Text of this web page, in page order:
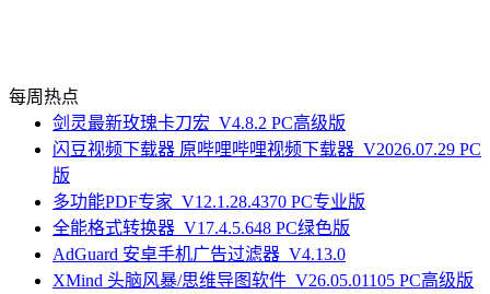
每周热点
剑灵最新玫瑰卡刀宏_V4.8.2 PC高级版
闪豆视频下载器 原哔哩哔哩视频下载器_V2026.07.29 PC
版
多功能PDF专家_V12.1.28.4370 PC专业版
全能格式转换器_V17.4.5.648 PC绿色版
AdGuard 安卓手机广告过滤器_V4.13.0
XMind 头脑风暴/思维导图软件_V26.05.01105 PC高级版